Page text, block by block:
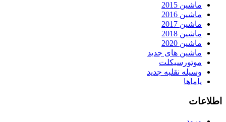
ماشین 2015
ماشین 2016
ماشین 2017
ماشین 2018
ماشین 2020
ماشین های جدید
موتورسیکلت
وسیله نقلیه جدید
یاماها
اطلاعات